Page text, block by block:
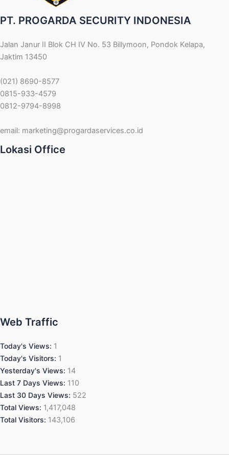
PT. PROGARDA SECURITY INDONESIA
Jalan Janur II Blok CH IV No. 53 Billymoon, Pondok Kelapa,
Jaktim 13450
(021) 8690-8577
0815-933-4579
0812-9794-8998
email: marketing@progardaservices.co.id
Lokasi Office
Web Traffic
Today's Views: 1
Today's Visitors: 1
Yesterday's Views: 14
Last 7 Days Views: 110
Last 30 Days Views: 522
Total Views: 1,417,048
Total Visitors: 143,106